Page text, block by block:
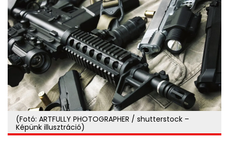
(Fotó: ARTFULLY PHOTOGRAPHER / shutterstock –
Képünk illusztráció)